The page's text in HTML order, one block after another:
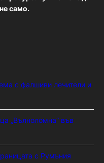
само.
с фалшиви лечители и
„Вълноломна“ във
с Румъния